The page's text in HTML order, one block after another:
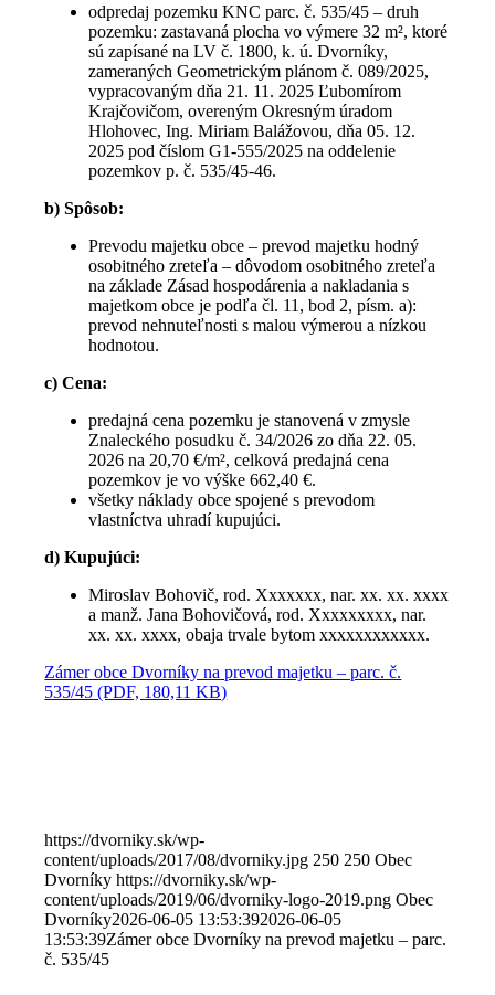
odpredaj pozemku KNC parc. č. 535/45 – druh
pozemku: zastavaná plocha vo výmere 32 m², ktoré
sú zapísané na LV č. 1800, k. ú. Dvorníky,
zameraných Geometrickým plánom č. 089/2025,
vypracovaným dňa 21. 11. 2025 Ľubomírom
Krajčovičom, overeným Okresným úradom
Hlohovec, Ing. Miriam Balážovou, dňa 05. 12.
2025 pod číslom G1-555/2025 na oddelenie
pozemkov p. č. 535/45-46.
b) Spôsob:
Prevodu majetku obce – prevod majetku hodný
osobitného zreteľa – dôvodom osobitného zreteľa
na základe Zásad hospodárenia a nakladania s
majetkom obce je podľa čl. 11, bod 2, písm. a):
prevod nehnuteľnosti s malou výmerou a nízkou
hodnotou.
c) Cena:
predajná cena pozemku je stanovená v zmysle
Znaleckého posudku č. 34/2026 zo dňa 22. 05.
2026 na 20,70 €/m², celková predajná cena
pozemkov je vo výške 662,40 €.
všetky náklady obce spojené s prevodom
vlastníctva uhradí kupujúci.
d) Kupujúci:
Miroslav Bohovič, rod. Xxxxxxx, nar. xx. xx. xxxx
a manž. Jana Bohovičová, rod. Xxxxxxxxx, nar.
xx. xx. xxxx, obaja trvale bytom xxxxxxxxxxxx.
Zámer obce Dvorníky na prevod majetku – parc. č.
535/45 (PDF, 180,11 KB)
https://dvorniky.sk/wp-
content/uploads/2017/08/dvorniky.jpg 250 250 Obec
Dvorníky https://dvorniky.sk/wp-
content/uploads/2019/06/dvorniky-logo-2019.png Obec
Dvorníky2026-06-05 13:53:392026-06-05
13:53:39Zámer obce Dvorníky na prevod majetku – parc.
č. 535/45